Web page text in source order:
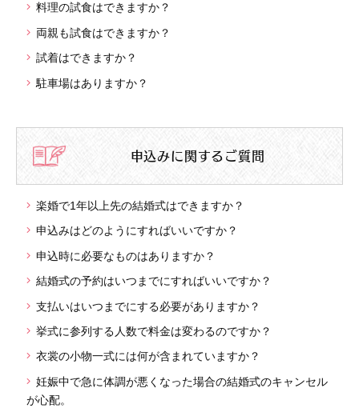
料理の試食はできますか？
両親も試食はできますか？
試着はできますか？
駐車場はありますか？
申込みに関するご質問
楽婚で1年以上先の結婚式はできますか？
申込みはどのようにすればいいですか？
申込時に必要なものはありますか？
結婚式の予約はいつまでにすればいいですか？
支払いはいつまでにする必要がありますか？
挙式に参列する人数で料金は変わるのですか？
衣裳の小物一式には何が含まれていますか？
妊娠中で急に体調が悪くなった場合の結婚式のキャンセル
が心配。